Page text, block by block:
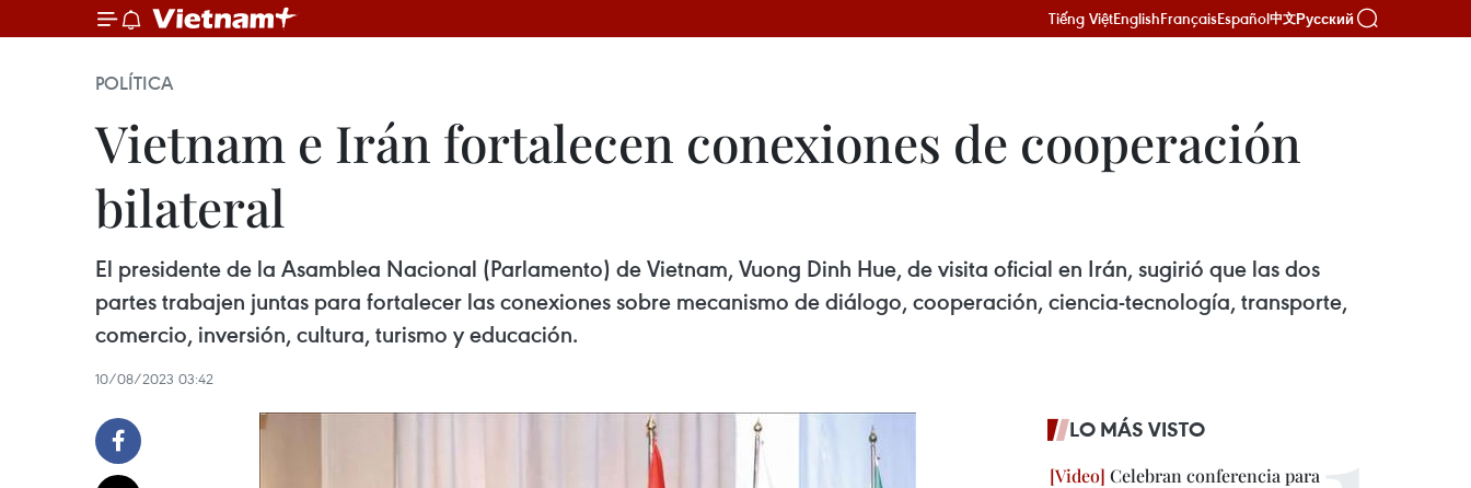
Tiếng ViệtEnglishFrançaisEspañol中文Русский
POLÍTICA
Vietnam e Irán fortalecen conexiones de cooperación
bilateral
El presidente de la Asamblea Nacional (Parlamento) de Vietnam, Vuong Dinh Hue, de visita oficial en Irán, sugirió que las dos
partes trabajen juntas para fortalecer las conexiones sobre mecanismo de diálogo, cooperación, ciencia-tecnología, transporte,
comercio, inversión, cultura, turismo y educación.
10/08/2023 03:42
LO MÁS VISTO
Celebran conferencia para